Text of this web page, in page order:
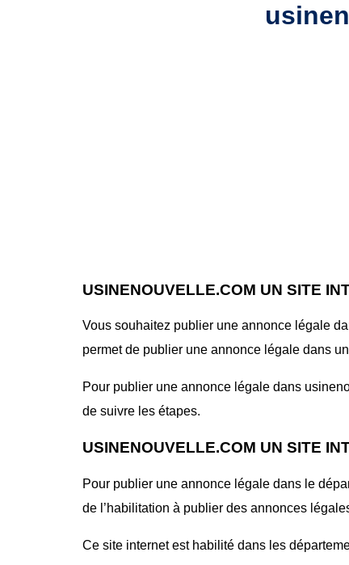
USINENOUVELLE.COM UN SITE
Vous souhaitez publier une annonce légale
permet de publier une annonce légale dans
Pour publier une annonce légale dans
de suivre les étapes.
USINENOUVELLE.COM UN SITE
Pour publier une annonce légale dans le
de l’habilitation à publier des annonces
Ce site internet est habilité dans les